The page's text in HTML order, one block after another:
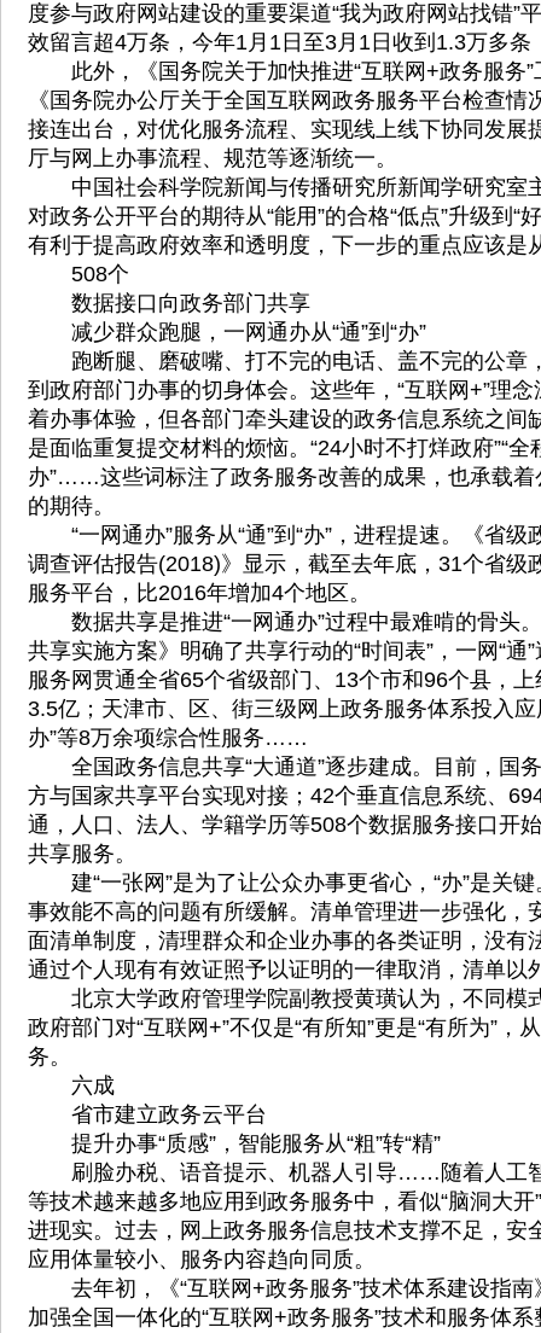
度参与政府网站建设的重要渠道“我为政府网站找错”
效留言超4万条，今年1月1日至3月1日收到1.3万多条
此外，《国务院关于加快推进“互联网+政务服务”
《国务院办公厅关于全国互联网政务服务平台检查情
接连出台，对优化服务流程、实现线上线下协同发展
厅与网上办事流程、规范等逐渐统一。
中国社会科学院新闻与传播研究所新闻学研究室
对政务公开平台的期待从“能用”的合格“低点”升级到“
有利于提高政府效率和透明度，下一步的重点应该是
508个
数据接口向政务部门共享
减少群众跑腿，一网通办从“通”到“办”
跑断腿、磨破嘴、打不完的电话、盖不完的公章
到政府部门办事的切身体会。这些年，“互联网+”理
着办事体验，但各部门牵头建设的政务信息系统之间
是面临重复提交材料的烦恼。“24小时不打烊政府”“全
办”……这些词标注了政务服务改善的成果，也承载着
的期待。
“一网通办”服务从“通”到“办”，进程提速。《省级
调查评估报告(2018)》显示，截至去年底，31个省级
服务平台，比2016年增加4个地区。
数据共享是推进“一网通办”过程中最难啃的骨头
共享实施方案》明确了共享行动的“时间表”，一网“通
服务网贯通全省65个省级部门、13个市和96个县，
3.5亿；天津市、区、街三级网上政务服务体系投入应
办”等8万余项综合性服务……
全国政务信息共享“大通道”逐步建成。目前，国
方与国家共享平台实现对接；42个垂直信息系统、
通，人口、法人、学籍学历等508个数据服务接口开
共享服务。
建“一张网”是为了让公众办事更省心，“办”是关键
事效能不高的问题有所缓解。清单管理进一步强化，
面清单制度，清理群众和企业办事的各类证明，没有
通过个人现有有效证照予以证明的一律取消，清单以
北京大学政府管理学院副教授黄璜认为，不同模
政府部门对“互联网+”不仅是“有所知”更是“有所为”，
务。
六成
省市建立政务云平台
提升办事“质感”，智能服务从“粗”转“精”
刷脸办税、语音提示、机器人引导……随着人工
等技术越来越多地应用到政务服务中，看似“脑洞大
进现实。过去，网上政务服务信息技术支撑不足，安
应用体量较小、服务内容趋向同质。
去年初，《“互联网+政务服务”技术体系建设指南
加强全国一体化的“互联网+政务服务”技术和服务体